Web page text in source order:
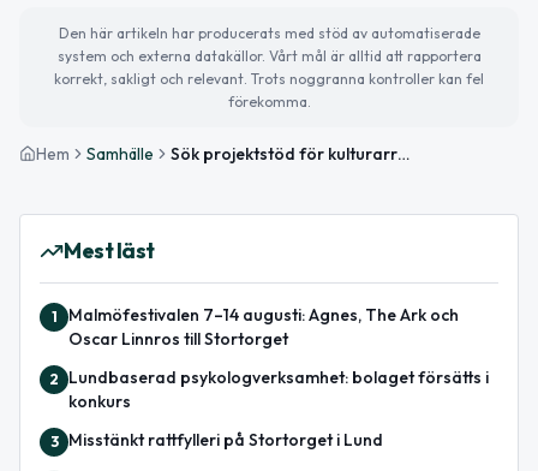
Den här artikeln har producerats med stöd av automatiserade
system och externa datakällor. Vårt mål är alltid att rapportera
korrekt, sakligt och relevant. Trots noggranna kontroller kan fel
förekomma.
Hem Samhälle Sök projektstöd för kulturarrangemang i Lund – ansökan öppnar 26 februari
Mest läst
1
Malmöfestivalen 7–14 augusti: Agnes, The Ark och
Oscar Linnros till Stortorget
2
Lundbaserad psykologverksamhet: bolaget försätts i
konkurs
3 Misstänkt rattfylleri på Stortorget i Lund